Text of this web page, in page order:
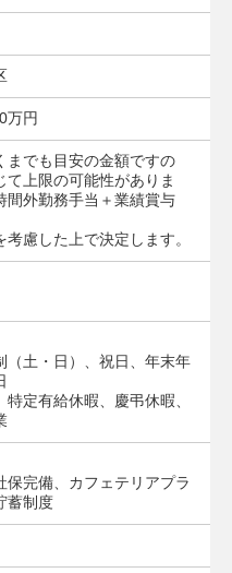
万円
までも目安の金額ですの
て上限の可能性がありま
間外勤務手当＋業績賞与
慮した上で決定します。
（土・日）、祝日、年末年
定有給休暇、慶弔休暇、
保完備、カフェテリアプラ
蓄制度